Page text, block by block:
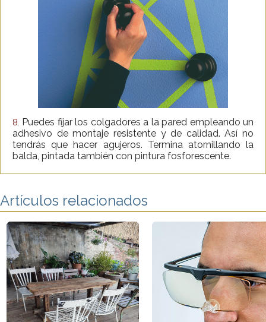
8.
Puedes fijar los colgadores a la pared empleando un
adhesivo de montaje resistente y de calidad. Así no
tendrás que hacer agujeros. Termina atornillando la
balda, pintada también con pintura fosforescente.
Artículos relacionados